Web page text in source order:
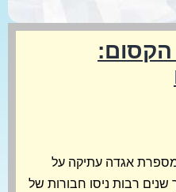
הקסום:
אגדה עתיקה על
רבות ניסו חבורות של